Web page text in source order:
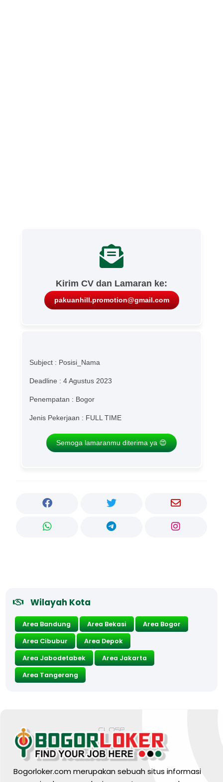
Kirim CV dan Lamaran ke:
pakuanhill.promotion@gmail.com
Subject : Posisi_Nama
Deadline : 4 Agustus 2023
Penempatan : Bogor
Jenis Pekerjaan : FULL TIME
Semoga lamaranmu diterima ya 😍
Wilayah Kota
Area Bandung Area Bekasi
Area Bogor
Area Cibubur
Area Depok
Area Jabodetabek
Area Jakarta
Area Tangerang
Bogorloker.com merupakan sebuah situs informasi